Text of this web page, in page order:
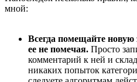
мной:
Всегда помещайте
ее не помечая. Просто
комментарий к ней и
никаких попыток